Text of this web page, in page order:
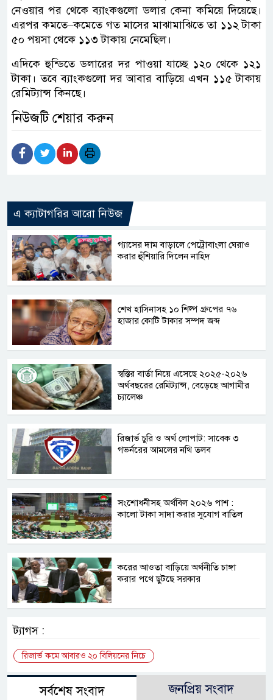
নেওয়ার পর থেকে ব্যাংকগুলো ডলার কেনা কমিয়ে দিয়েছে।
এরপর কমতে–কমেতে গত মাসের মাঝামাঝিতে তা ১১২ টাকা
৫০ পয়সা থেকে ১১৩ টাকায় নেমেছিল।
এদিকে হুন্ডিতে ডলারের দর পাওয়া যাচ্ছে ১২০ থেকে ১২১
টাকা। তবে ব্যাংকগুলো দর আবার বাড়িয়ে এখন ১১৫ টাকায়
রেমিট্যান্স কিনছে।
নিউজটি শেয়ার করুন
এ ক্যাটাগরির আরো নিউজ
গ্যাসের দাম বাড়ালে পেট্রোবাংলা ঘেরাও
করার হুঁশিয়ারি দিলেন নাহিদ
শেখ হাসিনাসহ ১০ শিল্প গ্রুপের ৭৬
হাজার কোটি টাকার সম্পদ জব্দ
স্বস্তির বার্তা নিয়ে এসেছে ২০২৫-২০২৬
অর্থবছরের রেমিট্যান্স, বেড়েছে আগামীর
চ্যালেঞ্চ
রিজার্ভ চুরি ও অর্থ লোপাট: সাবেক ৩
গভর্নরের আমলের নথি তলব
সংশোধনীসহ অর্থবিল ২০২৬ পাশ :
কালো টাকা সাদা করার সুযোগ বাতিল
করের আওতা বাড়িয়ে অর্থনীতি চাঙ্গা
করার পথে ছুটছে সরকার
ট্যাগস :
রিজার্ভ কমে আবারও ২০ বিলিয়নের নিচে
সর্বশেষ সংবাদ জনপ্রিয় সংবাদ